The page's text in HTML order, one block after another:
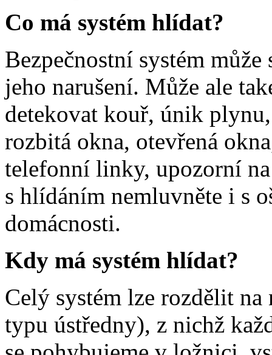
Co má systém hlídat?
Bezpečnostní systém
jeho narušení. Může ale
detekovat kouř, únik
rozbitá okna, otevřená
telefonní linky, upozorní
s hlídáním nemluvněte i s
domácnosti.
Kdy má systém hlídat?
Celý systém lze rozdělit
typu ústředny), z nichž